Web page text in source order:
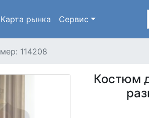
Карта рынка Сервис
114208
Костюм